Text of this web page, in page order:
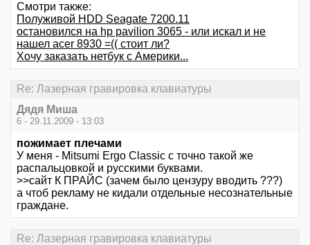
Смотри также:
Полуживой HDD Seagate 7200.11
остановился на hp pavilion 3065 - или искал и не
нашел acer 8930 =(( стоит ли?
Хочу заказать нетбук с Америки...
Re: Лазерная гравировка клавиатуры
Дядя Миша
6 - 29.11.2009 - 13:03
пожимает плечами
У меня - Mitsumi Ergo Classic с точно такой же
распальцовкой и русскими буквами.
>>сайт К ПРАЙС (зачем было цензуру вводить ???)
а чтоб рекламу не кидали отдельные несознательные
граждане.
Re: Лазерная гравировка клавиатуры